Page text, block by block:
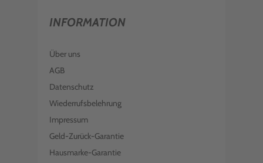
INFORMATION
Über uns
AGB
Datenschutz
Wiederrufsbelehrung
Impressum
Geld-Zurück-Garantie
Hausmarke-Garantie